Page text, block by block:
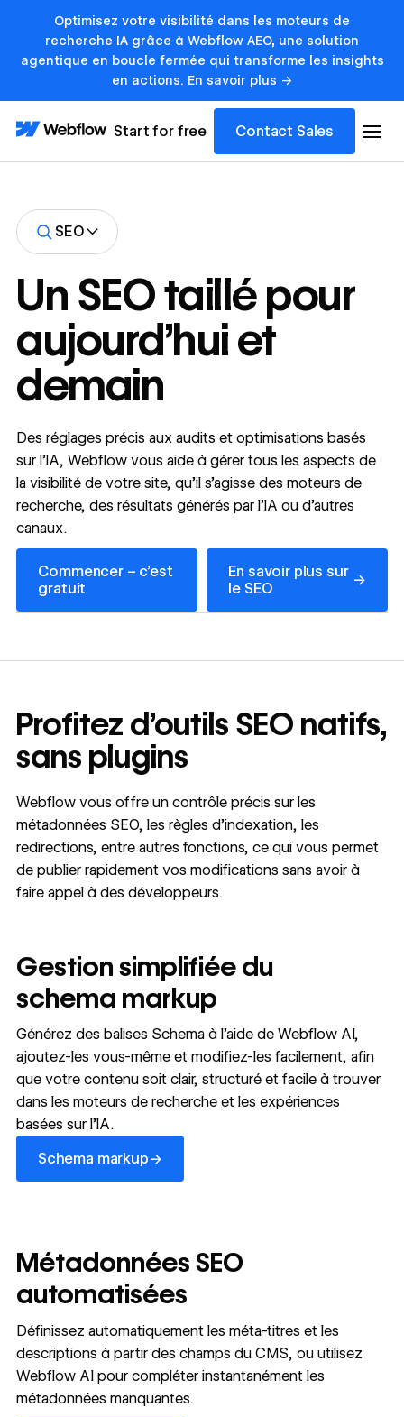
Optimisez votre visibilité dans les moteurs de
recherche IA grâce à Webflow AEO, une solution
agentique en boucle fermée qui transforme les insights
en actions. En savoir plus →
Start for free Contact Sales
SEO
Un SEO taillé pour
aujourd’hui et
demain
Des réglages précis aux audits et optimisations basés
sur l’IA, Webflow vous aide à gérer tous les aspects de
la visibilité de votre site, qu’il s’agisse des moteurs de
recherche, des résultats générés par l’IA ou d’autres
canaux.
Commencer – c’est
gratuit
En savoir plus sur
le SEO
→
En savoir plus sur le SEO
Profitez d’outils SEO natifs,
sans plugins
Webflow vous offre un contrôle précis sur les
métadonnées SEO, les règles d’indexation, les
redirections, entre autres fonctions, ce qui vous permet
de publier rapidement vos modifications sans avoir à
faire appel à des développeurs.
Gestion simplifiée du
schema markup
Générez des balises Schema à l’aide de Webflow AI,
ajoutez-les vous-même et modifiez-les facilement, afin
que votre contenu soit clair, structuré et facile à trouver
dans les moteurs de recherche et les expériences
basées sur l’IA.
Schema markup→
Schema markup
Métadonnées SEO
automatisées
Définissez automatiquement les méta-titres et les
descriptions à partir des champs du CMS, ou utilisez
Webflow AI pour compléter instantanément les
métadonnées manquantes.